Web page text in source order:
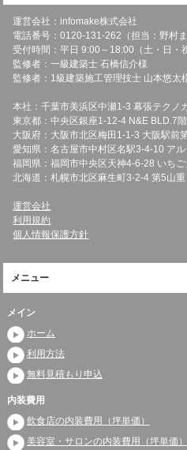
運営会社：infomake株式会社
電話番号：0120-131-262（担当：野村ま
受付時間：平日 9:00～18:00（土・日・
監修者：一級建築士 石橋信介様
監修者：1級建築施工管理技士 山本悠太
本社：千葉市美浜区中瀬1-3 幕張テクノ
東京都：中央区銀座1-12-4 N&E BLD.7階
大阪府：大阪市北区梅田1-1-3 大阪駅前
愛知県：名古屋市中村区名駅3-4-10 ア
福岡県：福岡市中央区天神4-6-28 いち
北海道：札幌市北区麻生町3-2-4 第5山
運営会社
利用規約
個人情報保護方針
メニュー
メイン
ホーム
利用方法
無料見積もり申込
内装費用
飲食店の内装費用（坪単価）
美容室・サロンの内装費用（坪単価）